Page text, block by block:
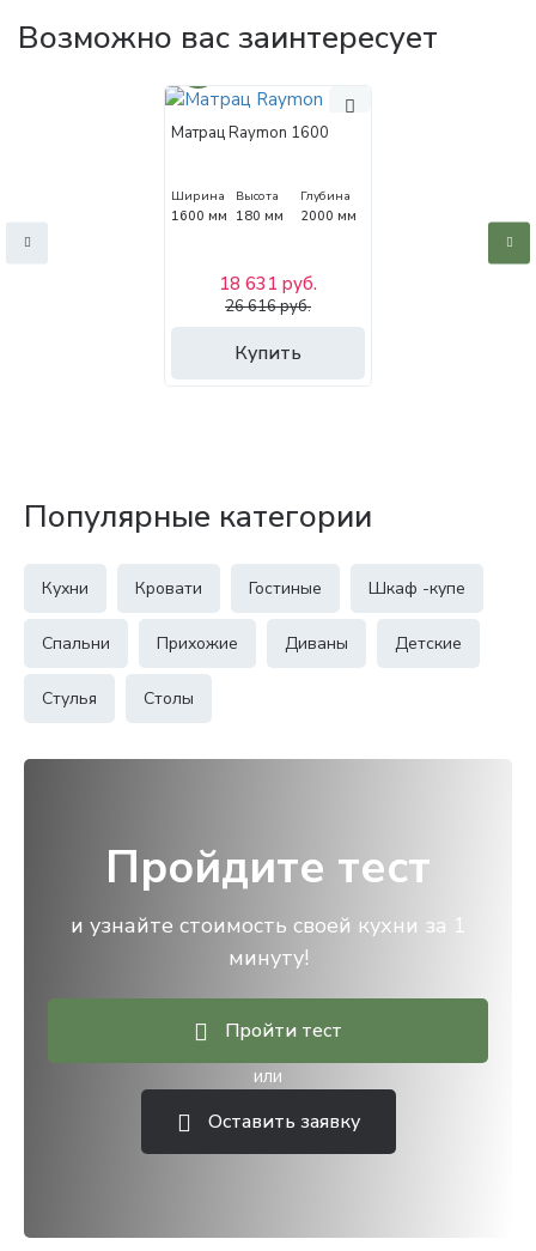
Возможно вас заинтересует
Матрац Raymon 1600
Ширина
1600 мм
Высота
180 мм
Глубина
2000 мм
Купить
18 631 руб.
26 616 руб.
Популярные категории
Кухни Кровати Гостиные Шкаф -купе
Спальни Прихожие Диваны Детские
Стулья Столы
Пройдите тест
и узнайте стоимость своей кухни за 1
минуту!
Пройти тест
или
Оставить заявку